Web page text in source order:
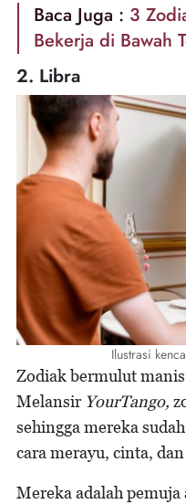
Baca Juga : 3
Bekerja di Bawah
2. Libra
Ilustrasi
Zodiak bermulut
Melansir YourTango,
sehingga mereka
cara merayu, cinta,
Mereka adalah pemuja